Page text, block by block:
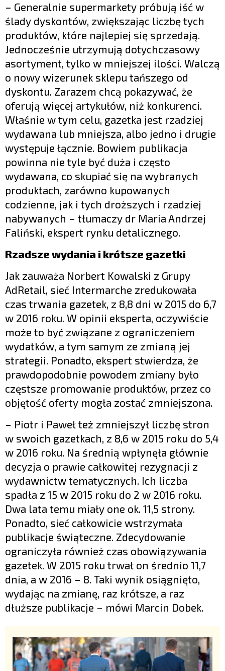
– Generalnie supermarkety próbują iść w
ślady dyskontów, zwiększając liczbę tych
produktów, które najlepiej się sprzedają.
Jednocześnie utrzymują dotychczasowy
asortyment, tylko w mniejszej ilości. Walczą
o nowy wizerunek sklepu tańszego od
dyskontu. Zarazem chcą pokazywać, że
oferują więcej artykułów, niż konkurenci.
Właśnie w tym celu, gazetka jest rzadziej
wydawana lub mniejsza, albo jedno i drugie
występuje łącznie. Bowiem publikacja
powinna nie tyle być duża i często
wydawana, co skupiać się na wybranych
produktach, zarówno kupowanych
codzienne, jak i tych droższych i rzadziej
nabywanych – tłumaczy dr Maria Andrzej
Faliński, ekspert rynku detalicznego.
Rzadsze wydania i krótsze gazetki
Jak zauważa Norbert Kowalski z Grupy
AdRetail, sieć Intermarche zredukowała
czas trwania gazetek, z 8,8 dni w 2015 do 6,7
w 2016 roku. W opinii eksperta, oczywiście
może to być związane z ograniczeniem
wydatków, a tym samym ze zmianą jej
strategii. Ponadto, ekspert stwierdza, że
prawdopodobnie powodem zmiany było
częstsze promowanie produktów, przez co
objętość oferty mogła zostać zmniejszona.
– Piotr i Paweł też zmniejszył liczbę stron
w swoich gazetkach, z 8,6 w 2015 roku do 5,4
w 2016 roku. Na średnią wpłynęła głównie
decyzja o prawie całkowitej rezygnacji z
wydawnictw tematycznych. Ich liczba
spadła z 15 w 2015 roku do 2 w 2016 roku.
Dwa lata temu miały one ok. 11,5 strony.
Ponadto, sieć całkowicie wstrzymała
publikacje świąteczne. Zdecydowanie
ograniczyła również czas obowiązywania
gazetek. W 2015 roku trwał on średnio 11,7
dnia, a w 2016 – 8. Taki wynik osiągnięto,
wydając na zmianę, raz krótsze, a raz
dłuższe publikacje – mówi Marcin Dobek.